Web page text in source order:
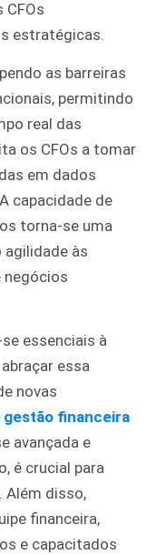
CFOs
estratégicas.
as barreiras
permitindo
real das
os CFOs a tomar
em dados
capacidade de
torna-se uma
às
negócios
essenciais à
essa
novas
financeira
avançada e
é crucial para
Além disso,
financeira,
e capacitados